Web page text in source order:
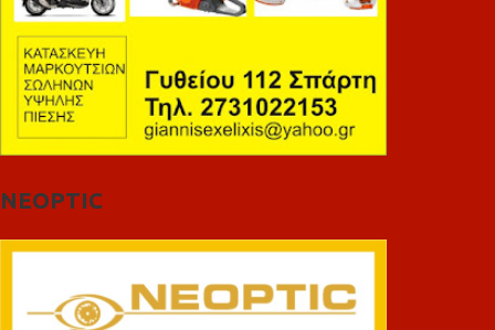
NEOPTIC